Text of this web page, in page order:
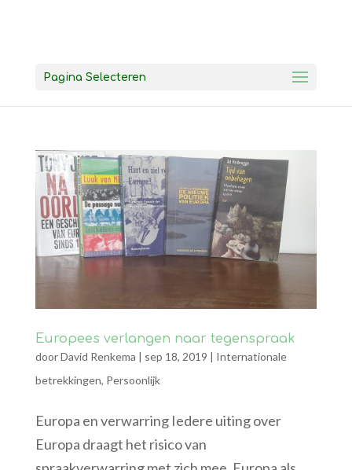
Pagina Selecteren
Europees verlangen naar tegenspraak
doorDavid Renkema | sep 18, 2019 | Internationale
betrekkingen, Persoonlijk
Europa en verwarring Iedere uiting over
Europa draagt het risico van